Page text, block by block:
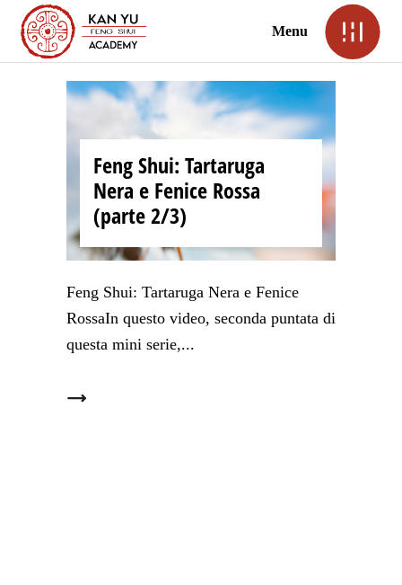
Menu
Feng Shui: Tartaruga
Nera e Fenice Rossa
(parte 2/3)
Feng Shui: Tartaruga Nera e Fenice
RossaIn questo video, seconda puntata di
questa mini serie,